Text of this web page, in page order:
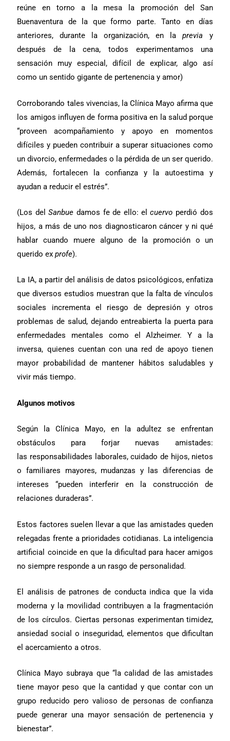
reúne en torno a la mesa la promoción del San
Buenaventura de la que formo parte. Tanto en días
anteriores, durante la organización, en laprevia y
después de la cena, todos experimentamos una
sensación muy especial, difícil de explicar, algo así
como un sentido gigante de pertenencia y amor)
Corroborando tales vivencias, la Clínica Mayo afirma que
los amigos influyen de forma positiva en la salud porque
“proveen acompañamiento y apoyo en momentos
difíciles y pueden contribuir a superar situaciones como
un divorcio, enfermedades o la pérdida de un ser querido.
Además, fortalecen la confianza y la autoestima y
ayudan a reducir el estrés”.
(Los delSanbue damos fe de ello: el cuervo perdió dos
hijos, a más de uno nos diagnosticaron cáncer y ni qué
hablar cuando muere alguno de la promoción o un
querido exprofe).
La IA, a partir del análisis de datos psicológicos, enfatiza
que diversos estudios muestran que la falta de vínculos
sociales incrementa el riesgo de depresión y otros
problemas de salud, dejando entreabierta la puerta para
enfermedades mentales como el Alzheimer. Y a la
inversa, quienes cuentan con una red de apoyo tienen
mayor probabilidad de mantener hábitos saludables y
vivir más tiempo.
Algunos motivos
Según la Clínica Mayo, en la adultez se enfrentan
obstáculos para forjar nuevas
amistades:
las responsabilidades laborales, cuidado de hijos, nietos
o familiares mayores, mudanzas y las diferencias de
intereses “pueden interferir en la construcción de
relaciones duraderas”.
Estos factores suelen llevar a que las amistades queden
relegadas frente a prioridades cotidianas. La inteligencia
artificial coincide en que la dificultad para hacer amigos
no siempre responde a un rasgo de personalidad.
El análisis de patrones de conducta indica que la vida
moderna y la movilidad contribuyen a la fragmentación
de los círculos. Ciertas personas experimentan timidez,
ansiedad social o inseguridad, elementos que dificultan
el acercamiento a otros.
Clínica Mayo subraya que “la calidad de las amistades
tiene mayor peso que la cantidad y que contar con un
grupo reducido pero valioso de personas de confianza
puede generar una mayor sensación de pertenencia y
bienestar”.